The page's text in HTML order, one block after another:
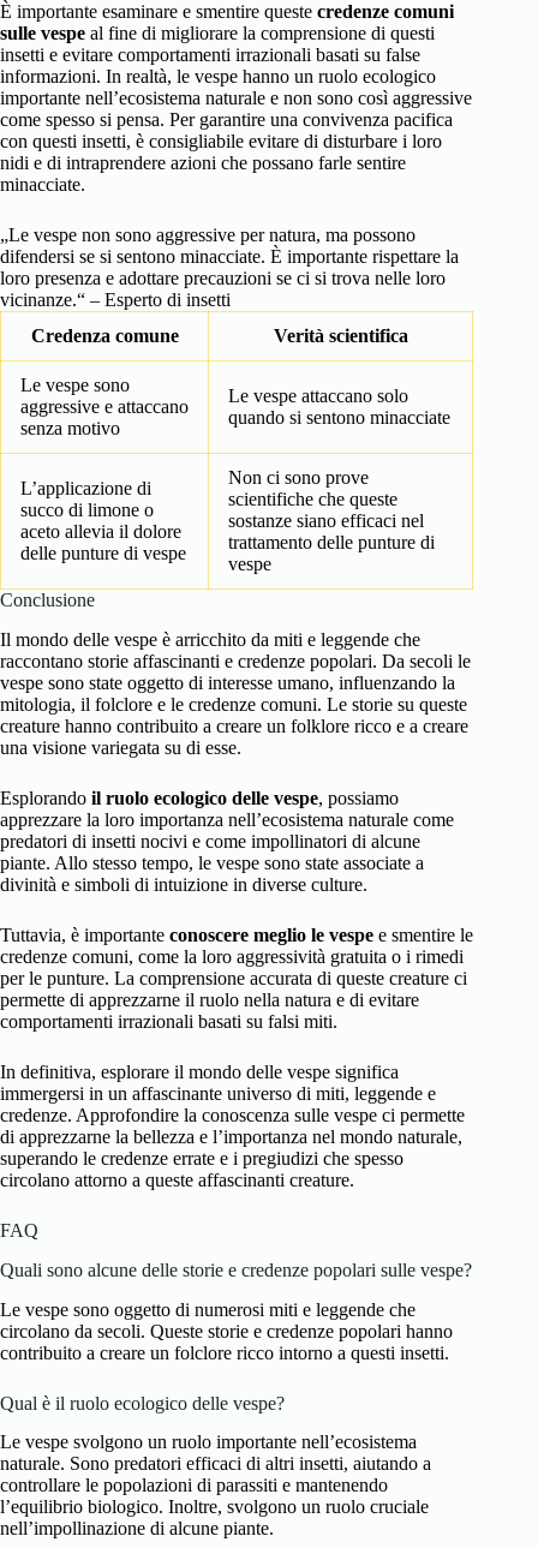
È importante esaminare e smentire queste credenze comuni
sulle vespe al fine di migliorare la comprensione di questi
insetti e evitare comportamenti irrazionali basati su false
informazioni. In realtà, le vespe hanno un ruolo ecologico
importante nell’ecosistema naturale e non sono così aggressive
come spesso si pensa. Per garantire una convivenza pacifica
con questi insetti, è consigliabile evitare di disturbare i loro
nidi e di intraprendere azioni che possano farle sentire
minacciate.
„Le vespe non sono aggressive per natura, ma possono
difendersi se si sentono minacciate. È importante rispettare la
loro presenza e adottare precauzioni se ci si trova nelle loro
vicinanze.“ – Esperto di insetti
Credenza comune
Verità scientifica
Le vespe sono
aggressive e attaccano
senza motivo
Le vespe attaccano solo
quando si sentono minacciate
L’applicazione di
succo di limone o
aceto allevia il dolore
delle punture di vespe
Non ci sono prove
scientifiche che queste
sostanze siano efficaci nel
trattamento delle punture di
vespe
Conclusione
Il mondo delle vespe è arricchito da miti e leggende che
raccontano storie affascinanti e credenze popolari. Da secoli le
vespe sono state oggetto di interesse umano, influenzando la
mitologia, il folclore e le credenze comuni. Le storie su queste
creature hanno contribuito a creare un folklore ricco e a creare
una visione variegata su di esse.
Esplorando il ruolo ecologico delle vespe, possiamo
apprezzare la loro importanza nell’ecosistema naturale come
predatori di insetti nocivi e come impollinatori di alcune
piante. Allo stesso tempo, le vespe sono state associate a
divinità e simboli di intuizione in diverse culture.
Tuttavia, è importante conoscere meglio le vespe e smentire le
credenze comuni, come la loro aggressività gratuita o i rimedi
per le punture. La comprensione accurata di queste creature ci
permette di apprezzarne il ruolo nella natura e di evitare
comportamenti irrazionali basati su falsi miti.
In definitiva, esplorare il mondo delle vespe significa
immergersi in un affascinante universo di miti, leggende e
credenze. Approfondire la conoscenza sulle vespe ci permette
di apprezzarne la bellezza e l’importanza nel mondo naturale,
superando le credenze errate e i pregiudizi che spesso
circolano attorno a queste affascinanti creature.
FAQ
Quali sono alcune delle storie e credenze popolari sulle vespe?
Le vespe sono oggetto di numerosi miti e leggende che
circolano da secoli. Queste storie e credenze popolari hanno
contribuito a creare un folclore ricco intorno a questi insetti.
Qual è il ruolo ecologico delle vespe?
Le vespe svolgono un ruolo importante nell’ecosistema
naturale. Sono predatori efficaci di altri insetti, aiutando a
controllare le popolazioni di parassiti e mantenendo
l’equilibrio biologico. Inoltre, svolgono un ruolo cruciale
nell’impollinazione di alcune piante.